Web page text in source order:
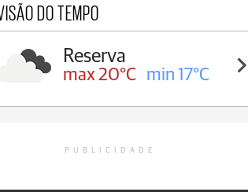
DO TEMPO
Irati
max 16°C min 16°C
PUBLICIDADE